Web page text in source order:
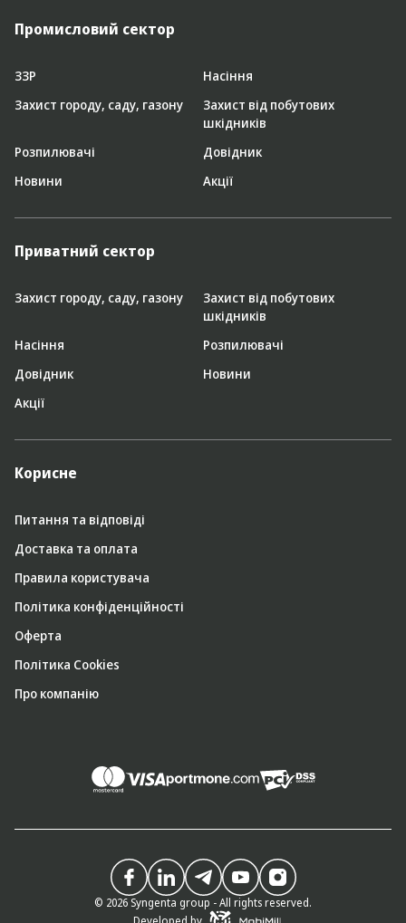
Промисловий сектор
ЗЗР
Насіння
Захист городу, саду, газону
Захист від побутових
шкідників
Розпилювачі
Довідник
Новини
Акції
Приватний сектор
Захист городу, саду, газону
Захист від побутових
шкідників
Насіння
Розпилювачі
Довідник
Новини
Акції
Корисне
Питання та відповіді
Доставка та оплата
Правила користувача
Політика конфіденційності
Оферта
Політика Cookies
Про компанію
© 2026 Syngenta group - All rights reserved.